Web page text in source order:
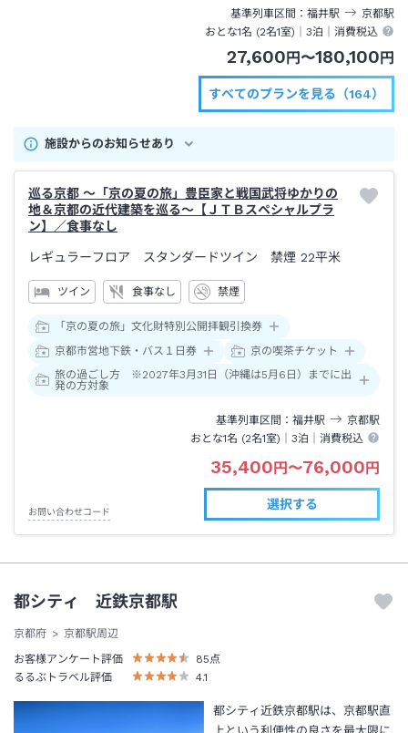
基準列車区間 福井駅 京都駅
おとな1名 (2名1室)｜ 3泊 ｜消費税込
27,600円〜180,100円
すべてのプランを見る（164）
施設からのお知らせあり
巡る京都 ～「京の夏の旅」豊臣家と戦国武将ゆかりの
地＆京都の近代建築を巡る～【ＪＴＢスペシャルプラ
ン】／食事なし
レギュラーフロア スタンダードツイン 禁煙 22平米
ツイン 食事なし 禁煙
「京の夏の旅」文化財特別公開拝観引換券
京都市営地下鉄・バス１日券
京の喫茶チケット
旅の過ごし方 ※2027年3月31日（沖縄は5月6日）までに出
発の方対象
基準列車区間 福井駅 京都駅
おとな1名 (2名1室)｜ 3泊 ｜消費税込
35,400円〜76,000円
お問い合わせコード
選択する
都シティ 近鉄京都駅
京都府
京都駅周辺
お客様アンケート評価
85点
るるぶトラベル評価
4.1
都シティ近鉄京都駅は、京都駅直